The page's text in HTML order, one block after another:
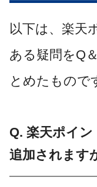
以下は、楽天
ある疑問をQ
とめたもので
Q. 楽天ポイ
追加されます